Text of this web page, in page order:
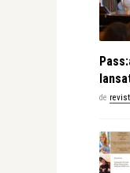
de